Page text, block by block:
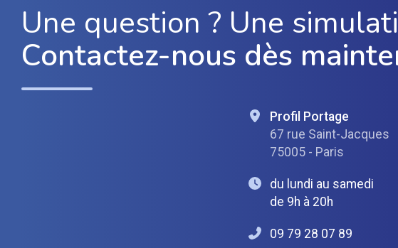
Une question ? Une
Contactez-nous dès
Profil Portage
67 rue Saint-Jacques
75005 - Paris
du lundi au samedi
de 9h à 20h
09 79 28 07 89